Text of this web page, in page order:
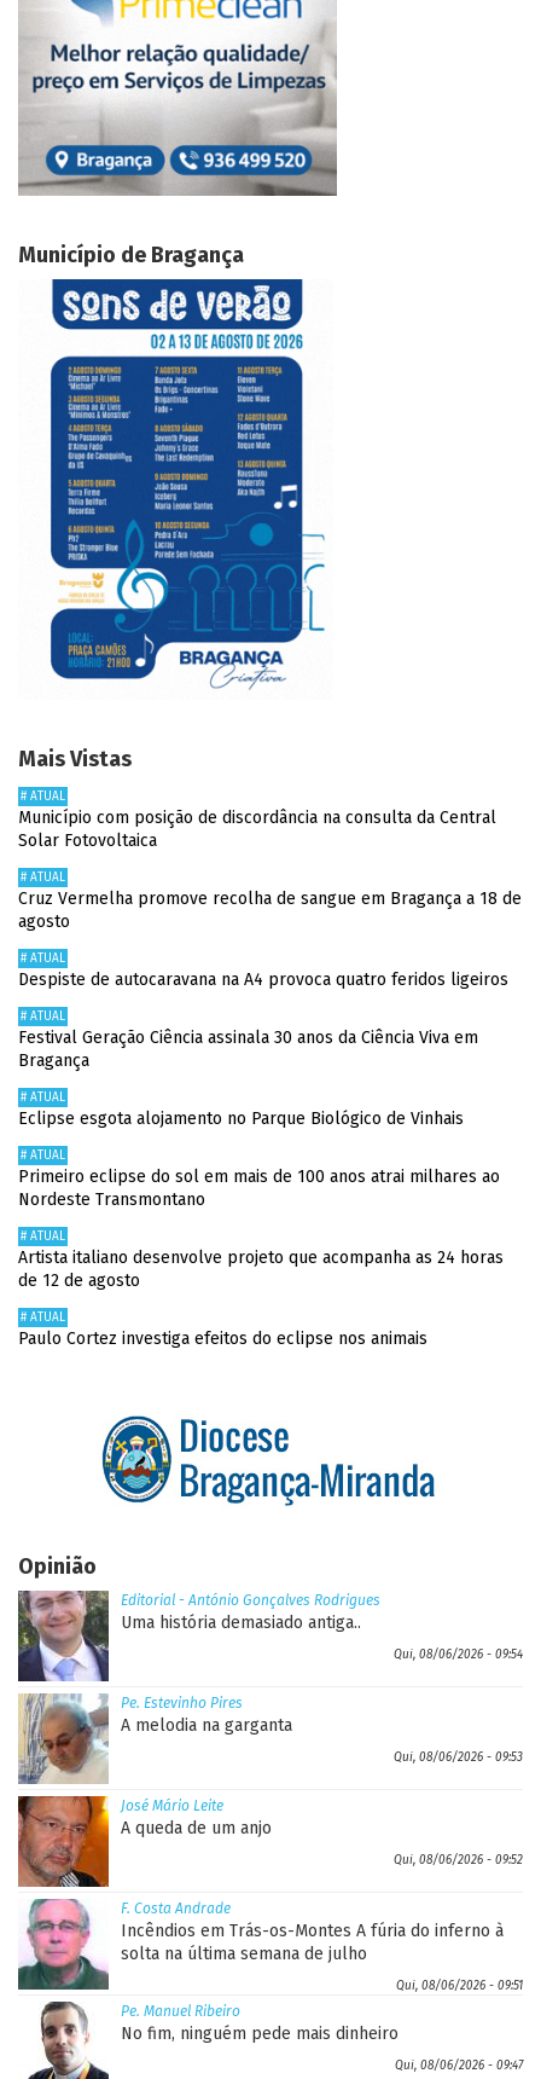
Município de Bragança
Mais Vistas
# ATUAL
Município com posição de discordância na consulta da Central
Solar Fotovoltaica
# ATUAL
Cruz Vermelha promove recolha de sangue em Bragança a 18 de
agosto
# ATUAL
Despiste de autocaravana na A4 provoca quatro feridos ligeiros
# ATUAL
Festival Geração Ciência assinala 30 anos da Ciência Viva em
Bragança
# ATUAL
Eclipse esgota alojamento no Parque Biológico de Vinhais
# ATUAL
Primeiro eclipse do sol em mais de 100 anos atrai milhares ao
Nordeste Transmontano
# ATUAL
Artista italiano desenvolve projeto que acompanha as 24 horas
de 12 de agosto
# ATUAL
Paulo Cortez investiga efeitos do eclipse nos animais
Opinião
Editorial - António Gonçalves Rodrigues
Uma história demasiado antiga..
Qui, 08/06/2026 - 09:54
Pe. Estevinho Pires
A melodia na garganta
Qui, 08/06/2026 - 09:53
José Mário Leite
A queda de um anjo
Qui, 08/06/2026 - 09:52
F. Costa Andrade
Incêndios em Trás-os-Montes A fúria do inferno à
solta na última semana de julho
Qui, 08/06/2026 - 09:51
Pe. Manuel Ribeiro
No fim, ninguém pede mais dinheiro
Qui, 08/06/2026 - 09:47